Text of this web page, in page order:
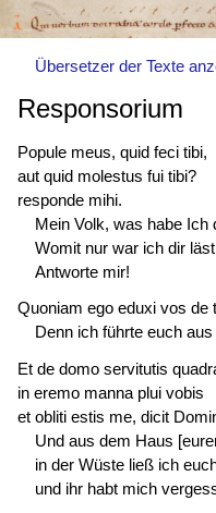
Übersetzer der Texte
Responsorium
Popule meus, quid feci tibi,
aut quid molestus fui tibi?
responde mihi.
Mein Volk, was habe Ich
Womit nur war ich dir
Antworte mir!
Quoniam ego eduxi vos de
Denn ich führte euch
Et de domo servitutis
in eremo manna plui vobis
et obliti estis me, dicit
Und aus dem Haus
in der Wüste ließ ich
und ihr habt mich